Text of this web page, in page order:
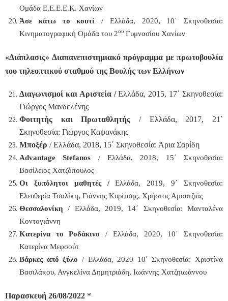
Ομάδα Ε.Ε.Ε.Ε.Κ. Χανίων
Άσε κάτω το κουτί / Ελλάδα, 2020, 10΄ Σκηνοθεσία:
Κινηματογραφική Ομάδα του 2ου Γυμνασίου Χανίων
«Διάπλασις» Διαπανεπιστημιακό πρόγραμμα με πρωτοβουλία
του τηλεοπτικού σταθμού της Βουλής των Ελλήνων
Διαγωνισμοί και Αριστεία /Ελλάδα, 2015, 17΄ Σκηνοθεσία:
Γιώργος Μανδελένης
Φοιτητής και Πρωταθλητής / Ελλάδα, 2017, 21΄
Σκηνοθεσία: Γιώργος Καψανάκης
Μποξέρ / Ελλάδα, 2018, 15΄ Σκηνοθεσία: Άρια Σαρίδη
Advantage Stefanos / Ελλάδα, 2018, 15΄ Σκηνοθεσία:
Βασίλειος Χατζόπουλος
Οι ξυπόλητοι μαθητές /Ελλάδα, 2019, 9΄ Σκηνοθεσία:
Ελευθερία Τσαλίκη, Γιάννης Κυρίτσης, Χρήστος Αμουτζιάς
Θεσσαλονίκη/ Ελλάδα, 2019, 14΄ Σκηνοθεσία: Μανταλένα
Κοντογιάννη
Κατερίνα το Ροδάκινο/ Ελλάδα, 2020, 10΄ Σκηνοθεσία:
Κατερίνα Μεφσούτ
Βάρκες από ξύλο / Ελλάδα, 2020 10΄ Σκηνοθεσία: Χριστίνα
Βασιλάκου, Ανγκελίνα Δημητριάδη, Ιωάννης Χατζηιωάννου
Παρασκευή 26/08/2022 *